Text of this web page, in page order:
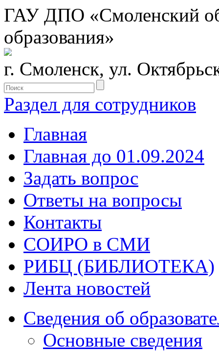
ГАУ ДПО «Смоленский
образования»
г. Смоленск, ул.
Раздел для сотрудников
Главная
Главная до 01.09.2024
Задать вопрос
Ответы на вопросы
Контакты
СОИРО в СМИ
РИБЦ (БИБЛИОТЕКА)
Лента новостей
Сведения об
Основные сведения